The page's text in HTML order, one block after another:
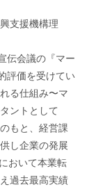
支援機構理
伝会議の『マー
評価を受けてい
る仕組み〜マ
ントとして
もと、経営課
し企業の発展
おいて本業転
過去最高実績